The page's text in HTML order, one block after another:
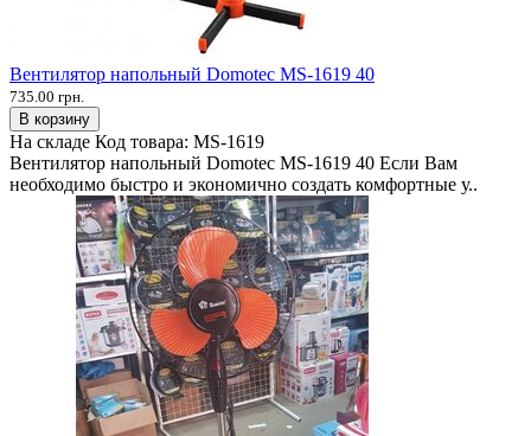
Вентилятор напольный Domotec MS-1619 40
735.00 грн.
В корзину
На складе Код товара: MS-1619
Вентилятор напольный Domotec MS-1619 40 Если Вам
необходимо быстро и экономично создать комфортные у..